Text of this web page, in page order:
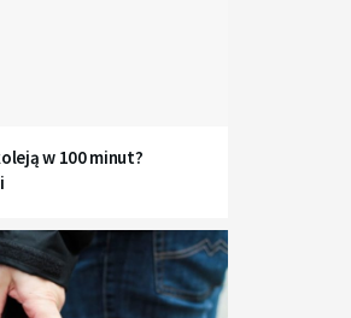
w 100 minut?